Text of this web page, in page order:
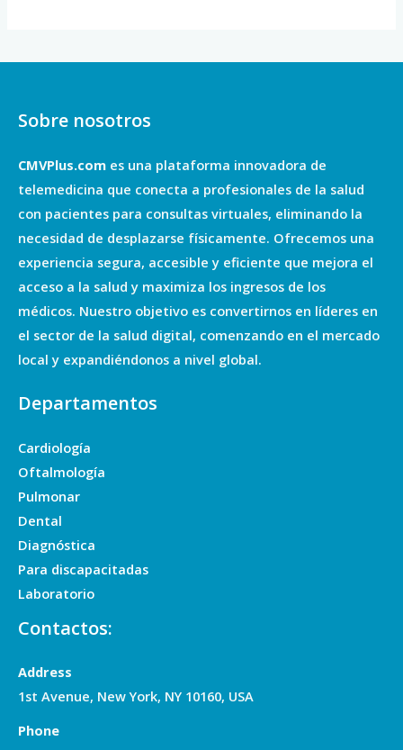
Sobre nosotros
CMVPlus.com es una plataforma innovadora de
telemedicina que conecta a profesionales de la salud
con pacientes para consultas virtuales, eliminando la
necesidad de desplazarse físicamente. Ofrecemos una
experiencia segura, accesible y eficiente que mejora el
acceso a la salud y maximiza los ingresos de los
médicos. Nuestro objetivo es convertirnos en líderes en
el sector de la salud digital, comenzando en el mercado
local y expandiéndonos a nivel global.
Departamentos
Cardiología
Oftalmología
Pulmonar
Dental
Diagnóstica
Para discapacitadas
Laboratorio
Contactos:
Address
1st Avenue, New York, NY 10160, USA
Phone